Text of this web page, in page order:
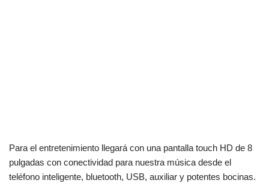
Para el entretenimiento llegará con una pantalla touch HD de 8
pulgadas con conectividad para nuestra música desde el
teléfono inteligente, bluetooth, USB, auxiliar y potentes bocinas.